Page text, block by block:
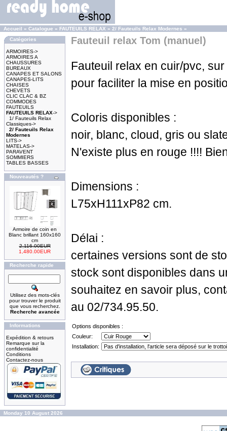
Accueil » Catalogue » FAUTEUILS RELAX » 2/ Fauteuils Relax Modernes »
Catégories
ARMOIRES->
ARMOIRES A
CHAUSSURES
BUREAUX
CANAPES ET SALONS
CANAPES-LITS
CHAISES
CHEVETS
CLIC CLAC & BZ
COMMODES
FAUTEUILS
FAUTEUILS RELAX->
1/ Fauteuils Relax
Classiques->
2/ Fauteuils Relax
Modernes
LITS->
MATELAS->
PARAVENT
SOMMIERS
TABLES BASSES
Nouveautés ?
Armoire de coin en
Blanc brillant 160x160
cm
2,116.00EUR
1,480.00EUR
Recherche rapide
Utilisez des mots-clés
pour trouver le produit
que vous recherchez.
Recherche avancée
Informations
Expédition & retours
Remarque sur la
confidentialité
Conditions
Contactez-nous
Fauteuil relax Tom (manuel)
Fauteuil relax en cuir/pvc,
pour faciliter la mise en
Coloris disponibles :
noir, blanc, cloud, gris ou
N'existe plus en rouge !!!!
Dimensions :
L75xH111xP82 cm.
Délai :
certaines versions sont de
stock sont disponibles dans
souhaitez en savoir plus,
au 02/734.95.50.
Options disponibles :
Couleur:
Installation:
Monday 10 August 2026